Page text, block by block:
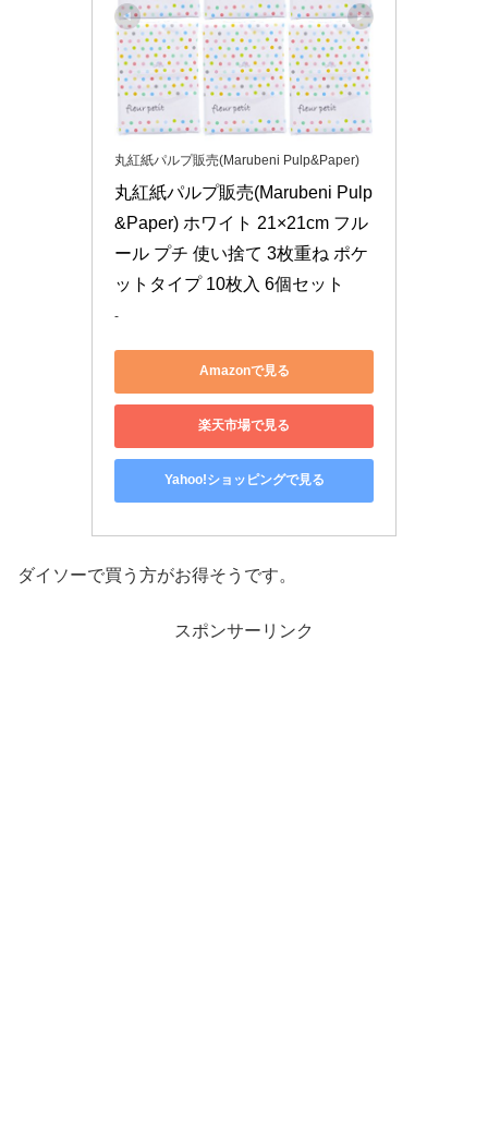
丸紅紙パルプ販売(Marubeni Pulp&Paper)
丸紅紙パルプ販売(Marubeni Pulp
&Paper) ホワイト 21×21cm フル
ール プチ 使い捨て 3枚重ね ポケ
ットタイプ 10枚入 6個セット
-
Amazonで見る
楽天市場で見る
Yahoo!ショッピングで見る
ダイソーで買う方がお得そうです。
スポンサーリンク